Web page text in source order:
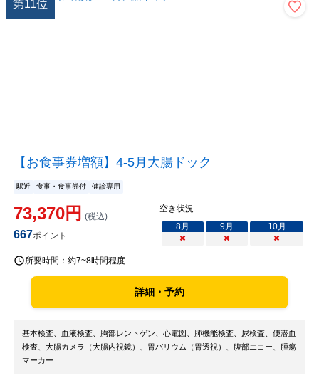
第11位
【お食事券増額】4-5月大腸ドック
駅近 食事・食事券付 健診専用
73,370円 (税込)
667ポイント
空き状況
8月 9月 10月
×
× ×
所要時間： 約7~8時間程度
詳細・予約
基本検査、血液検査、胸部レントゲン、心電図、肺機能検査、尿検査、便潜血
検査、大腸カメラ（大腸内視鏡）、胃バリウム（胃透視）、腹部エコー、腫瘍
マーカー